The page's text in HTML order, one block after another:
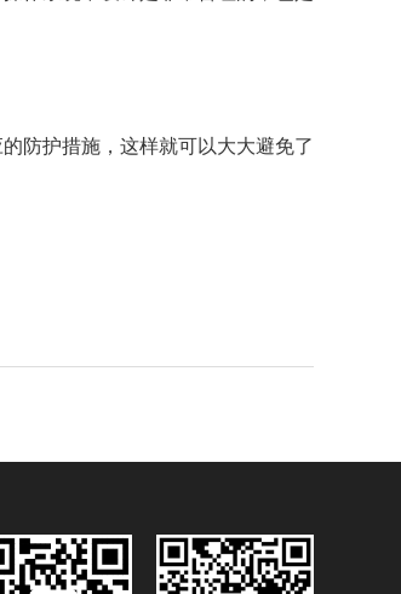
防护措施，这样就可以大大避免了